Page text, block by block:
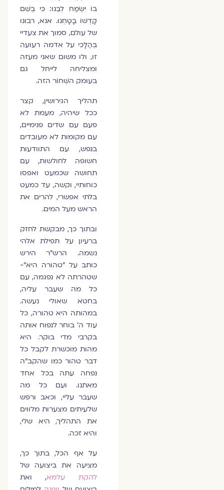
בוֹ יִשְׂמַח לִבֵּנוּ: כִּי בְשֵׁם
קָדְשׁוֹ בָטָחְנוּ. אנא, רבונו
של עולם, סמוך את צעדיי
בְּהַלָּכִי על אדמה רעועה
זו, ולו משום שאני מעזה
ומצליחה לייחל גם
בעומק השְׁחוֹר הזה.
תהליך הגירושין, קצר
ככל שיהיה, מעמת לא
פעם עם שדים פנימיים,
עם מקומות לא מעובדים
בנפש, עם התוודעות
חשופה לחולשות, עם
תחושה שכמעט ואפסו
כוחותיי, וקשה, עד כמעט
בלתי אפשרי, להרים את
הראש מעל המים.
ובתוך כך, מבקשת לחזק
ברעיון על תפילת אלהי
נשמה. הרש"ר הירש
כותב על "טהורה היא"-
שטהרתה לא נפגמה, עם
כל מה שעבר עליה,
בחטא שאולי נעשה.
במהותה היא טהורה, כל
עוד ה' בוחר לנפוח אותה
בקרבי מדי בוקר. היא
מהות מוכשרת לקבל כל
דבר טהור כמו שהקב"ה
נפחה עתה בכל אחד
מאתנו. ועם כל מה
שעבר עליי, וכאב ורפש
שלעיתים מצערות מלווים
את התהליך, היא שלי,
והיא זכה.
על אף הכל, בתוך כך,
מציעה את ביצועה של
להקת עלמא, ואת